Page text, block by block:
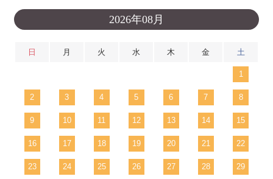
2026年08月
日 月 火 水 木 金 土
1
2 3 4 5 6 7 8
9 10 11 12 13 14 15
16 17 18 19 20 21 22
23 24 25 26 27 28 29